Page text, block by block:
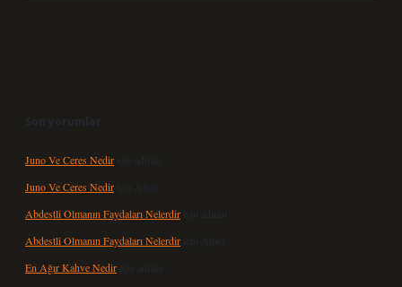
Son yorumlar
Juno Ve Ceres Nedir için
admin
Juno Ve Ceres Nedir için Altan
Abdestli Olmanın Faydaları Nelerdir için
admin
Abdestli Olmanın Faydaları Nelerdir için Alper
En Ağır Kahve Nedir için admin